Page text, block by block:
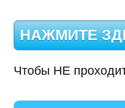
Чтобы НЕ